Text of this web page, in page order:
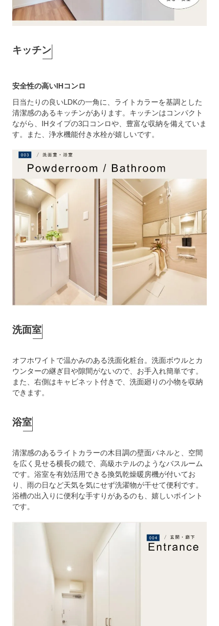
キッチン
安全性の高いIHコンロ
日当たりの良いLDKの一角に、ライトカラーを基調とした
清潔感のあるキッチンがあります。キッチンはコンパクト
ながら、IHタイプの3口コンロや、豊富な収納を備えていま
す。また、浄水機能付き水栓が嬉しいです。
洗面室
オフホワイトで温かみのある洗面化粧台。洗面ボウルとカ
ウンターの継ぎ目や隙間がないので、お手入れ簡単です。
また、右側はキャビネット付きで、洗面廻りの小物を収納
できます。
浴室
清潔感のあるライトカラーの木目調の壁面パネルと、空間
を広く見せる横長の鏡で、高級ホテルのようなバスルーム
です。浴室を有効活用できる換気乾燥暖房機が付いてお
り、雨の日など天気を気にせず洗濯物が干せて便利です。
浴槽の出入りに便利な手すりがあるのも、嬉しいポイント
です。